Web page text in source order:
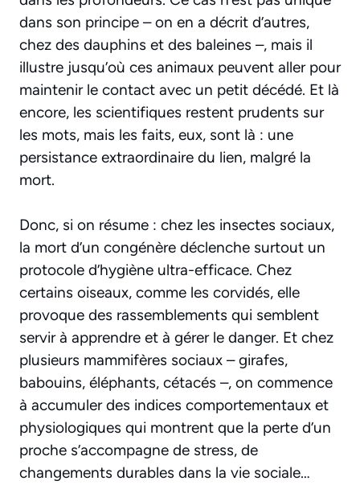
dans son principe – on en a décrit d’autres,
chez des dauphins et des baleines –, mais il
illustre jusqu’où ces animaux peuvent aller pour
maintenir le contact avec un petit décédé. Et là
encore, les scientifiques restent prudents sur
les mots, mais les faits, eux, sont là : une
persistance extraordinaire du lien, malgré la
mort.
Donc, si on résume : chez les insectes sociaux,
la mort d’un congénère déclenche surtout un
protocole d’hygiène ultra-efficace. Chez
certains oiseaux, comme les corvidés, elle
provoque des rassemblements qui semblent
servir à apprendre et à gérer le danger. Et chez
plusieurs mammifères sociaux – girafes,
babouins, éléphants, cétacés –, on commence
à accumuler des indices comportementaux et
physiologiques qui montrent que la perte d’un
proche s’accompagne de stress, de
changements durables dans la vie sociale…